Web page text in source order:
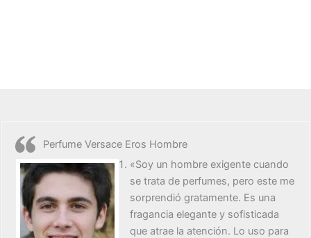
Perfume Versace Eros Hombre
«Soy un hombre exigente cuando
se trata de perfumes, pero este me
sorprendió gratamente. Es una
fragancia elegante y sofisticada
que atrae la atención. Lo uso para